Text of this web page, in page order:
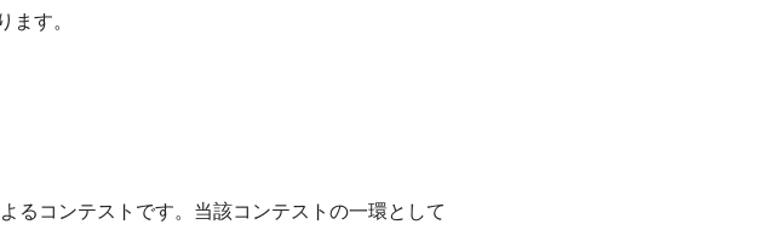
す。
るコンテストです。当該コンテストの一環として